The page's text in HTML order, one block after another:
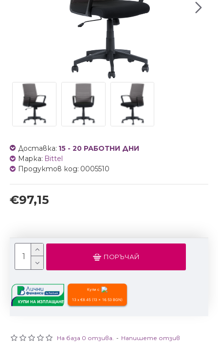
На база 0 отзива. - Напишете отзив
€97,15
Доставка: 15 - 20 РАБОТНИ ДНИ
Марка: Bittel
Продуктов код: 0005510
ПОРЪЧАЙ
Купи с
13 x €8.45 (13 x 16.53 BGN)